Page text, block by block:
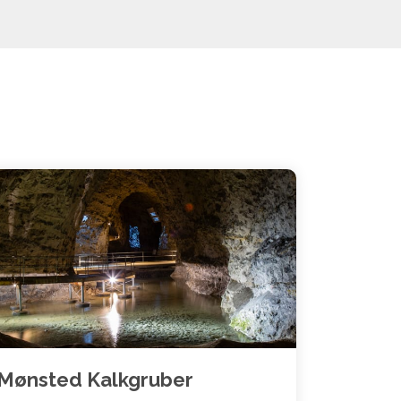
Kalkgruber